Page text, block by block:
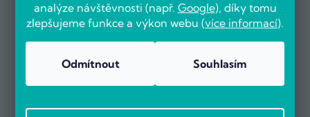
analýze návštěvnosti (např. Google), díky tomu
zlepšujeme funkce a výkon webu (více informací).
Odmítnout Souhlasím